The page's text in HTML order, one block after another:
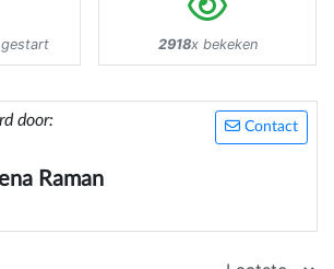
gestart 2918x bekeken
Contact
door:
Raman